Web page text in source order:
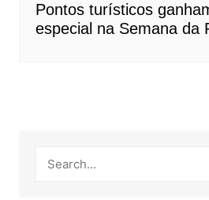
Pontos turísticos
especial na Semana da